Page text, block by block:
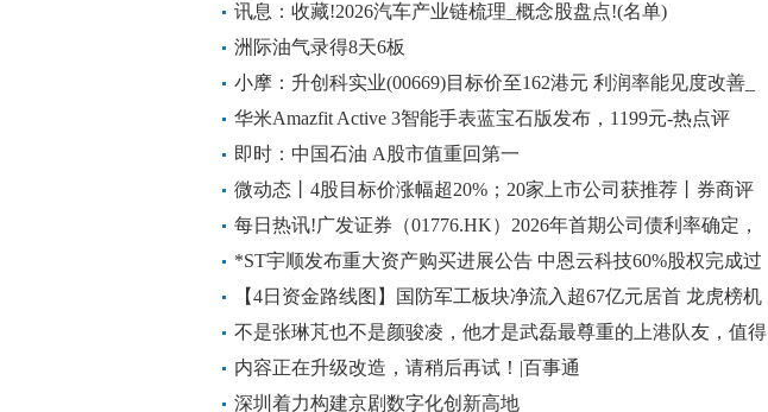
示及停牌公告 快播
讯息：收藏!2026汽车产业链梳理_概念股盘点!(名单)
洲际油气录得8天6板
小摩：升创科实业(00669)目标价至162港元 利润率能见度改善_
每日消息
华米Amazfit Active 3智能手表蓝宝石版发布，1199元-热点评
即时：中国石油 A股市值重回第一
微动态丨4股目标价涨幅超20%；20家上市公司获推荐丨券商评
级观察
每日热讯!广发证券（01776.HK）2026年首期公司债利率确定，
最高票面利率为1.94%
*ST宇顺发布重大资产购买进展公告 中恩云科技60%股权完成过
户 关注
【4日资金路线图】国防军工板块净流入超67亿元居首 龙虎榜机
构抢筹多股
不是张琳芃也不是颜骏凌，他才是武磊最尊重的上港队友，值得
期待
内容正在升级改造，请稍后再试！|百事通
深圳着力构建京剧数字化创新高地